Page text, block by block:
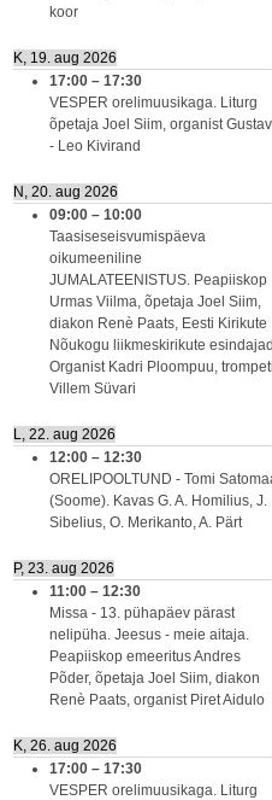
koor
K, 19. aug 2026
17:00 – 17:30
VESPER orelimuusikaga. Liturg
õpetaja Joel Siim, organist Gustav
- Leo Kivirand
N, 20. aug 2026
09:00 – 10:00
Taasiseseisvumispäeva
oikumeeniline
JUMALATEENISTUS. Peapiiskop
Urmas Viilma, õpetaja Joel Siim,
diakon Renè Paats, Eesti Kirikute
Nõukogu liikmeskirikute
Organist Kadri Ploompuu, trompetil
Villem Süvari
L, 22. aug 2026
12:00 – 12:30
ORELIPOOLTUND - Tomi
(Soome). Kavas G. A. Homilius, J.
Sibelius, O. Merikanto, A. Pärt
P, 23. aug 2026
11:00 – 12:30
Missa - 13. pühapäev pärast
nelipüha. Jeesus - meie aitaja.
Peapiiskop emeeritus Andres
Põder, õpetaja Joel Siim, diakon
Renè Paats, organist Piret Aidulo
K, 26. aug 2026
17:00 – 17:30
VESPER orelimuusikaga. Liturg